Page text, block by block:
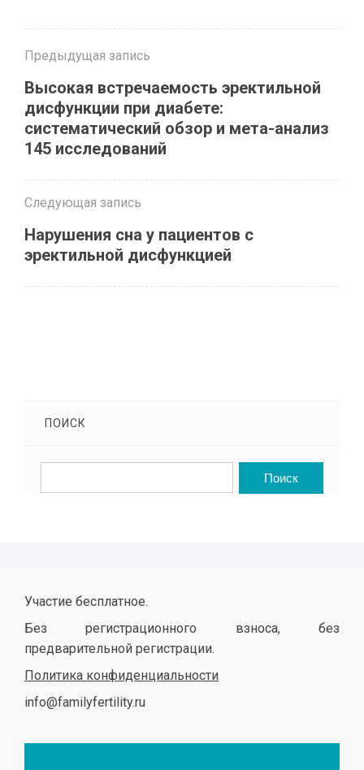
Предыдущая запись
Высокая встречаемость эректильной
дисфункции при диабете:
систематический обзор и мета-анализ
145 исследований
Следующая запись
Нарушения сна у пациентов с
эректильной дисфункцией
ПОИСК
Участие бесплатное.
Без регистрационного взноса, без
предварительной регистрации.
Политика конфиденциальности
info@familyfertility.ru